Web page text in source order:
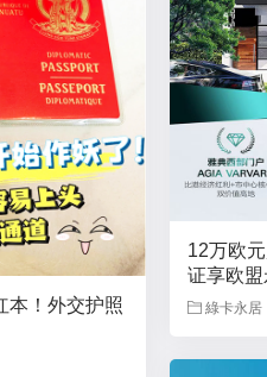
12万欧
证享欧
綠卡永居
本！外交护照